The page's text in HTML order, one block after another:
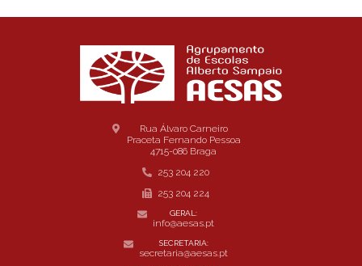
Rua Álvaro Carneiro
Praceta Fernando Pessoa
4715-086 Braga
253 204 220
253 204 224
GERAL:
info@aesas.pt
SECRETARIA:
secretaria@aesas.pt